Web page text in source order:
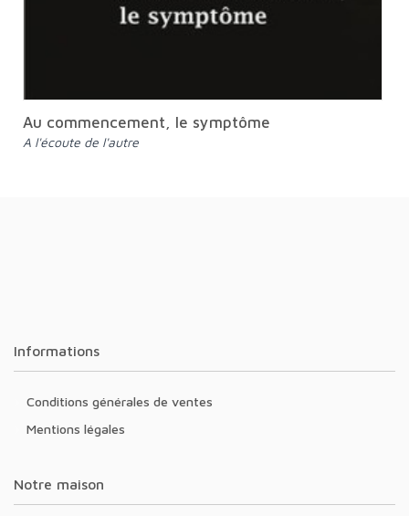
Au commencement, le symptôme
A l'écoute de l'autre
Informations
Conditions générales de ventes
Mentions légales
Notre maison